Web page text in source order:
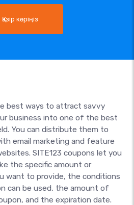
Қазір көріңіз
best ways to attract savvy
business into one of the best
You can distribute them to
email marketing and feature
SITE123 coupons let you
the specific amount or
want to provide, the conditions
can be used, the amount of
and the expiration date.